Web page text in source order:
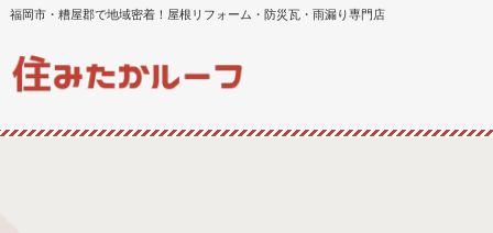
福岡市・糟屋郡で地域密着！屋根リフォーム・防災瓦・雨漏り専門店